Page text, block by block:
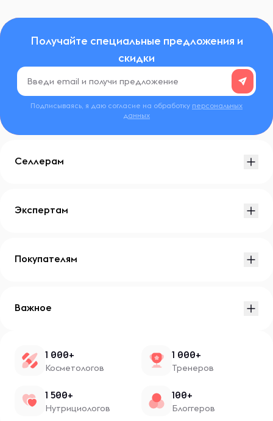
Получайте специальные предложения и
скидки
Подписываясь, я даю согласие на обработку персональных
данных
Селлерам
Экспертам
Покупателям
Важное
1 000+
Косметологов
1 000+
Тренеров
1 500+
Нутрициологов
100+
Блоггеров